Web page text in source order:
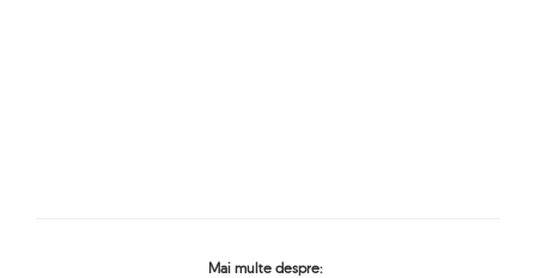
Mai multe despre: